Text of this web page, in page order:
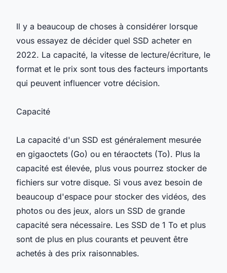
Il y a beaucoup de choses à considérer lorsque
vous essayez de décider quel SSD acheter en
2022. La capacité, la vitesse de lecture/écriture, le
format et le prix sont tous des facteurs importants
qui peuvent influencer votre décision.
Capacité
La capacité d'un SSD est généralement mesurée
en gigaoctets (Go) ou en téraoctets (To). Plus la
capacité est élevée, plus vous pourrez stocker de
fichiers sur votre disque. Si vous avez besoin de
beaucoup d'espace pour stocker des vidéos, des
photos ou des jeux, alors un SSD de grande
capacité sera nécessaire. Les SSD de 1 To et plus
sont de plus en plus courants et peuvent être
achetés à des prix raisonnables.